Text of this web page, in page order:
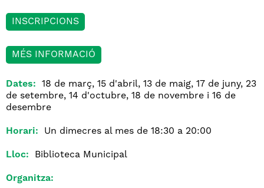
INSCRIPCIONS
MÉS INFORMACIÓ
Dates:
18 de març, 15 d'abril, 13 de maig, 17 de juny, 23
de setembre, 14 d'octubre, 18 de novembre i 16 de
desembre
Horari: Un dimecres al mes de 18:30 a 20:00
Lloc: Biblioteca Municipal
Organitza: